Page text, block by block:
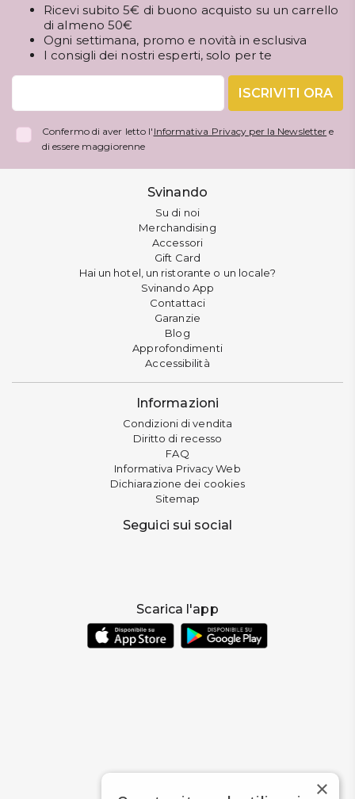
Ricevi subito 5€ di buono acquisto su un carrello
di almeno 50€
Ogni settimana, promo e novità in esclusiva
I consigli dei nostri esperti, solo per te
ISCRIVITI ORA
Confermo di aver letto l' Informativa Privacy per la Newsletter e
di essere maggiorenne
Svinando
Su di noi
Merchandising
Accessori
Gift Card
Hai un hotel, un ristorante o un locale?
Svinando App
Contattaci
Garanzie
Blog
Approfondimenti
Accessibilità
Informazioni
Condizioni di vendita
Diritto di recesso
FAQ
Informativa Privacy Web
Dichiarazione dei cookies
Sitemap
Seguici sui social
Scarica l'app
×